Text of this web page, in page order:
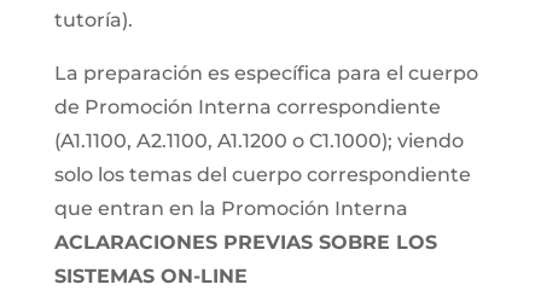
tutoría).
La preparación es específica para el cuerpo
de Promoción Interna correspondiente
(A1.1100, A2.1100, A1.1200 o C1.1000); viendo
solo los temas del cuerpo correspondiente
que entran en la Promoción Interna
ACLARACIONES PREVIAS SOBRE LOS
SISTEMAS ON-LINE